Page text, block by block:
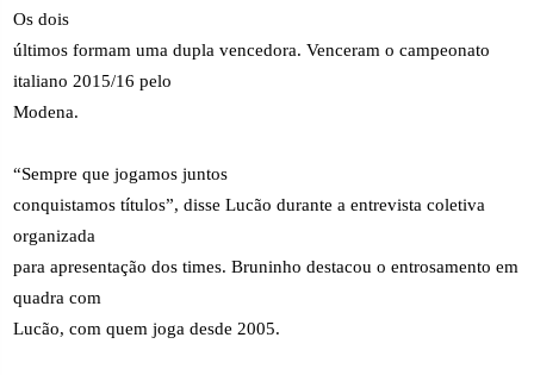
Os dois
últimos formam uma dupla vencedora. Venceram o campeonato
italiano 2015/16 pelo
Modena.
“Sempre que jogamos juntos
conquistamos títulos”, disse Lucão durante a entrevista coletiva
organizada
para apresentação dos times. Bruninho destacou o entrosamento em
quadra com
Lucão, com quem joga desde 2005.